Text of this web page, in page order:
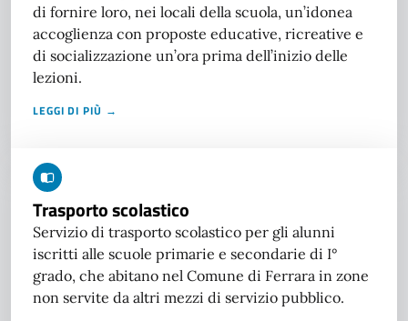
di fornire loro, nei locali della scuola, un’idonea
accoglienza con proposte educative, ricreative e
di socializzazione un’ora prima dell’inizio delle
lezioni.
LEGGI DI PIÙ →
Trasporto scolastico
Servizio di trasporto scolastico per gli alunni
iscritti alle scuole primarie e secondarie di I°
grado, che abitano nel Comune di Ferrara in zone
non servite da altri mezzi di servizio pubblico.